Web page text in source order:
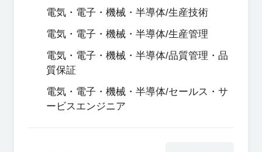
電気・電子・機械・半導体/生産技術
電気・電子・機械・半導体/生産管理
電気・電子・機械・半導体/品質管理・品
質保証
電気・電子・機械・半導体/セールス・サ
ービスエンジニア